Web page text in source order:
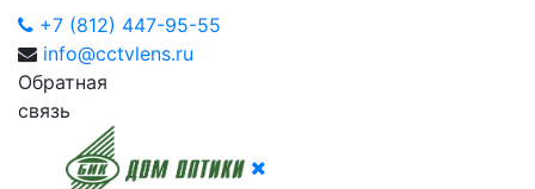
+7 (812) 447-95-55
info@cctvlens.ru
Обратная
связь